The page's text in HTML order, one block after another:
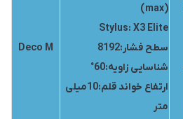
(max)
Stylus: X3 Elite
سطح فشار:8192
شناسایی زاویه:60°
ارتفاع خواند قلم:10میلی
متر
Deco M